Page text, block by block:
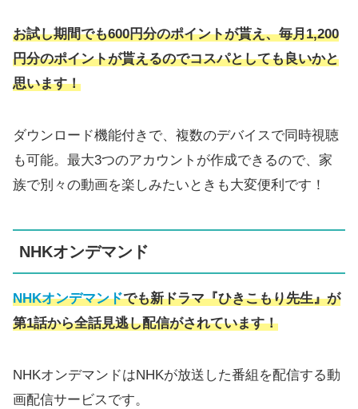
お試し期間でも600円分のポイントが貰え、毎月1,200
円分のポイントが貰えるのでコスパとしても良いかと
思います！
ダウンロード機能付きで、複数のデバイスで同時視聴
も可能。最大3つのアカウントが作成できるので、家
族で別々の動画を楽しみたいときも大変便利です！
NHKオンデマンド
NHKオンデマンドでも新ドラマ『ひきこもり先生』が
第1話から全話見逃し配信がされています！
NHKオンデマンドはNHKが放送した番組を配信する動
画配信サービスです。